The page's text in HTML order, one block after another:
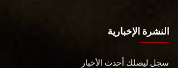
النشرة الإخبارية
سجل ليصلك أحدث الأخبار